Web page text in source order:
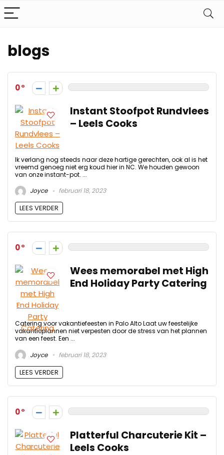
blogs
0
Instant Stoofpot Rundvlees
– Leels Cooks
Ik verlang nog steeds naar deze hartige gerechten, ook al is het
vreemd genoeg niet erg koud hier in NC. We houden gewoon
van onze instant-pot. ...
Joyce
februari 18, 2023
LEES VERDER
0
Wees memorabel met High
End Holiday Party Catering
Catering voor vakantiefeesten in Palo Alto Laat uw feestelijke
vakantieplannen niet verpesten door de stress van het plannen
van een feest. Een ...
Joyce
februari 18, 2023
LEES VERDER
0
Platterful Charcuterie Kit –
Leels Cooks